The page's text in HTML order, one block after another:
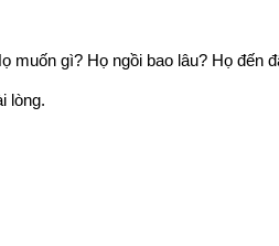
muốn gì? Họ ngồi bao lâu? Họ
lòng.